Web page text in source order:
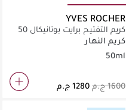
YVES ROCHER
كريم التفتيح برايت بوتانيكال 50
مل
كريم النهار
50ml